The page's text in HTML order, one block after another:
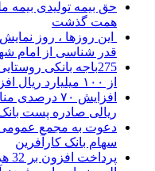
همت گذشت
این روزها ، روز
قدر شناسی از امام
275باجه بانکی
از ۱۰۰ میلیارد ریال افزایش دادند
ریالی صادره پست بانک
دعوت به مجمع عمومی
سهام بانک کارآفرین